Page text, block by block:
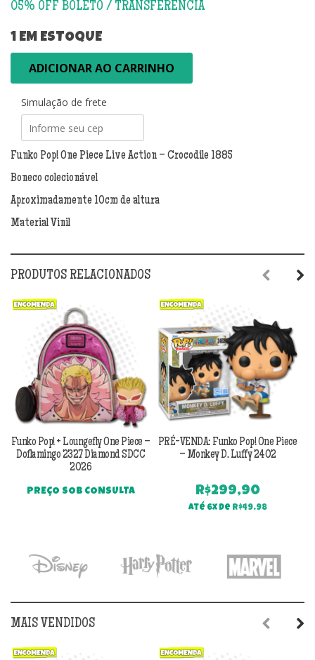
1 EM ESTOQUE
Pop!
Piece
Live
Action
–
1885
quantidade
ADICIONAR AO CARRINHO
Simulação de frete
Funko Pop! One Piece Live Action – Crocodile 1885
Boneco colecionável
Aproximadamente 10cm de altura
Material Vinil
PRODUTOS RELACIONADOS
Funko Pop! + Loungefly One Piece –
Doflamingo 2327 Diamond SDCC
2026
PREÇO SOB CONSULTA
PRÉ-VENDA: Funko Pop! One Piece
– Monkey D. Luffy 2402
R$299,90
Até 6x de R$49,98
MAIS VENDIDOS